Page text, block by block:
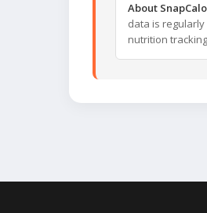
About
data is
nutrition